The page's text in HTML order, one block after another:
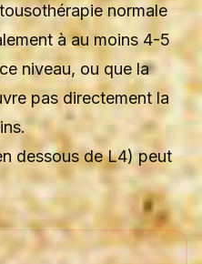
normale
à au moins 4-5
niveau, ou que la
pas directement la
dessous de L4) peut